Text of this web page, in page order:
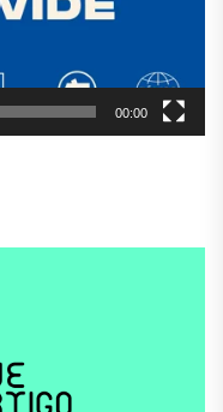
00:00